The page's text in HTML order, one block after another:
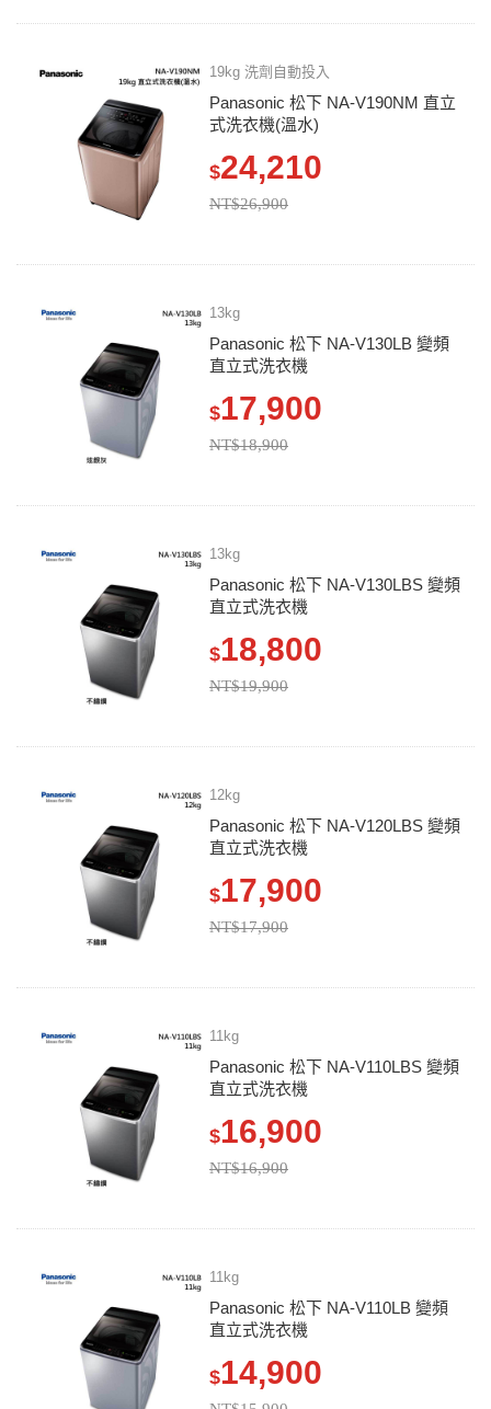
19kg 洗劑自動投入
Panasonic 松下 NA-V190NM 直立
式洗衣機(溫水)
$24,210
NT$26,900
13kg
Panasonic 松下 NA-V130LB 變頻
直立式洗衣機
$17,900
NT$18,900
13kg
Panasonic 松下 NA-V130LBS 變頻
直立式洗衣機
$18,800
NT$19,900
12kg
Panasonic 松下 NA-V120LBS 變頻
直立式洗衣機
$17,900
NT$17,900
11kg
Panasonic 松下 NA-V110LBS 變頻
直立式洗衣機
$16,900
NT$16,900
11kg
Panasonic 松下 NA-V110LB 變頻
直立式洗衣機
$14,900